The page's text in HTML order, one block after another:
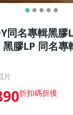
同名專輯黑膠
膠LP 同名專
片